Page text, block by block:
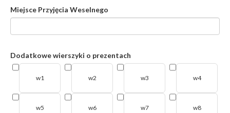
Miejsce Przyjęcia Weselnego
Dodatkowe wierszyki o prezentach
w1 w2 w3 w4
w5 w6 w7 w8